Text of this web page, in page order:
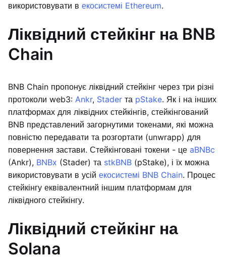
використовувати в екосистемі Ethereum.
Ліквідний стейкінг на BNB
Chain
BNB Chain пропонує ліквідний стейкінг через три різні
протоколи web3: Ankr, Stader та pStake. Як і на інших
платформах для ліквідних стейкінгів, стейкінгований
BNB представлений загорнутими токенами, які можна
повністю передавати та розгортати (unwrapp) для
повернення застави. Стейкінговані токени - це aBNBc
(Ankr), BNBx (Stader) та stkBNB (pStake), і їх можна
використовувати в усій екосистемі BNB Chain. Процес
стейкінгу еквівалентний іншим платформам для
ліквідного стейкінгу.
Ліквідний стейкінг на
Solana